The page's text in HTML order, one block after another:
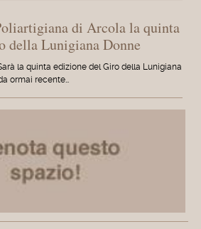
di Arcola la quinta
della Lunigiana Donne
la quinta edizione del Giro della Lunigiana
ormai recente…